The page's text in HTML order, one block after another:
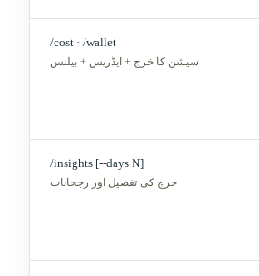
/cost · /wallet
سیشن کا خرچ + ایڈریس + بیلنس
/insights [--days N]
خرچ کی تفصیل اور رجحانات